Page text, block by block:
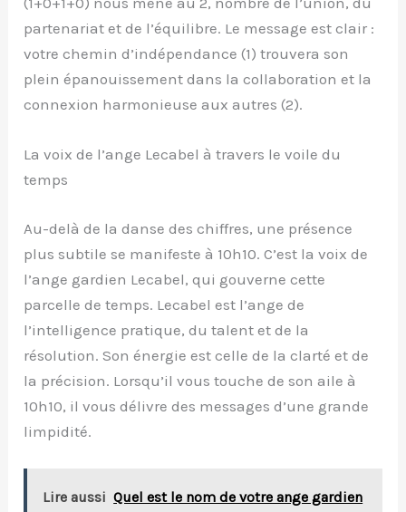
partenariat et de l’équilibre. Le message est clair :
votre chemin d’indépendance (1) trouvera son
plein épanouissement dans la collaboration et la
connexion harmonieuse aux autres (2).
La voix de l’ange Lecabel à travers le voile du
temps
Au-delà de la danse des chiffres, une présence
plus subtile se manifeste à 10h10. C’est la voix de
l’ange gardien Lecabel, qui gouverne cette
parcelle de temps. Lecabel est l’ange de
l’intelligence pratique, du talent et de la
résolution. Son énergie est celle de la clarté et de
la précision. Lorsqu’il vous touche de son aile à
10h10, il vous délivre des messages d’une grande
limpidité.
Lire aussi Quel est le nom de votre ange gardien